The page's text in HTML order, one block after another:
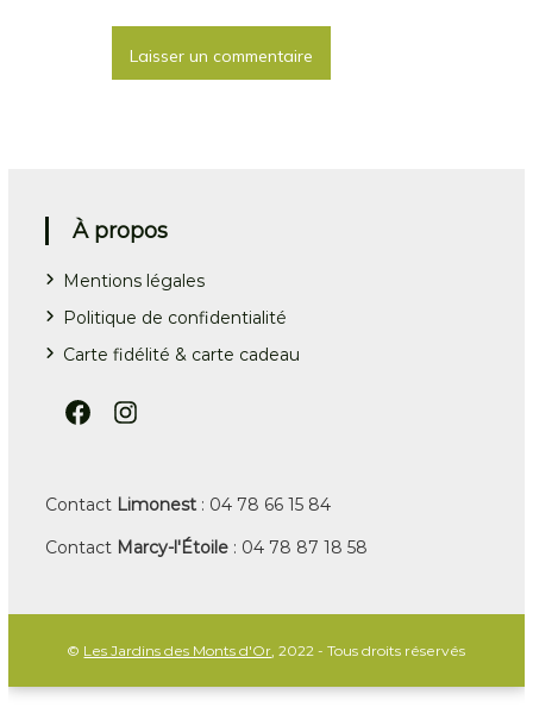
e
À propos
Mentions légales
Politique de confidentialité
Carte fidélité & carte cadeau
Facebook Les Jardins des Monts d'Or Instagram Les Jardins des Monts d'Or
Contact Limonest: 04 78 66 15 84
Contact Marcy-l'Étoile: 04 78 87 18 58
© Les Jardins des Monts d'Or, 2022 - Tous droits réservés